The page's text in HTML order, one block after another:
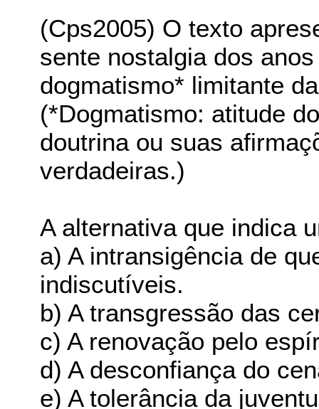
(Cps2005) O texto
sente nostalgia dos
dogmatismo* limitante
(*Dogmatismo: atitude
doutrina ou suas
verdadeiras.)
A alternativa que indica
a) A intransigência de
indiscutíveis.
b) A transgressão das
c) A renovação pelo
d) A desconfiança do
e) A tolerância da